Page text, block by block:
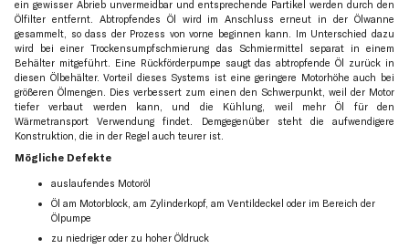
ein gewisser Abrieb unvermeidbar und entsprechende Partikel werden durch den
Ölfilter entfernt. Abtropfendes Öl wird im Anschluss erneut in der Ölwanne
gesammelt, so dass der Prozess von vorne beginnen kann. Im Unterschied dazu
wird bei einer Trockensumpfschmierung das Schmiermittel separat in einem
Behälter mitgeführt. Eine Rückförderpumpe saugt das abtropfende Öl zurück in
diesen Ölbehälter. Vorteil dieses Systems ist eine geringere Motorhöhe auch bei
größeren Ölmengen. Dies verbessert zum einen den Schwerpunkt, weil der Motor
tiefer verbaut werden kann, und die Kühlung, weil mehr Öl für den
Wärmetransport Verwendung findet. Demgegenüber steht die aufwendigere
Konstruktion, die in der Regel auch teurer ist.
Mögliche Defekte
auslaufendes Motoröl
Öl am Motorblock, am Zylinderkopf, am Ventildeckel oder im Bereich der
Ölpumpe
zu niedriger oder zu hoher Öldruck